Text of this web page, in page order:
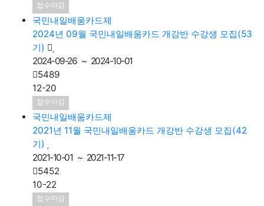
국민내일배움카드제
2024년 09월 국민내일배움카드 개강반 수강생 모집(53
기)
2024-09-26 ~ 2024-10-01
5489
12-20
접수마감
국민내일배움카드제
2021년 11월 국민내일배움카드 개강반 수강생 모집(42
기)
2021-10-01 ~ 2021-11-17
5452
10-22
접수마감
국민내일배움카드제